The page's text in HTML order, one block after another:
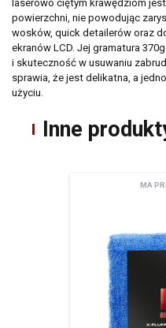
laserowo ciętym krawędziom
powierzchni, nie powodując
wosków, quick detailerów oraz
ekranów LCD. Jej gramatura
i skuteczność w usuwaniu
sprawia, że jest delikatna, a
użyciu.
Inne
MA